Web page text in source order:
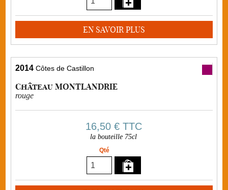
EN SAVOIR PLUS
2014 Côtes de Castillon
Château MONTLANDRIE
rouge
16,50 €TTC
la bouteille 75cl
Qté